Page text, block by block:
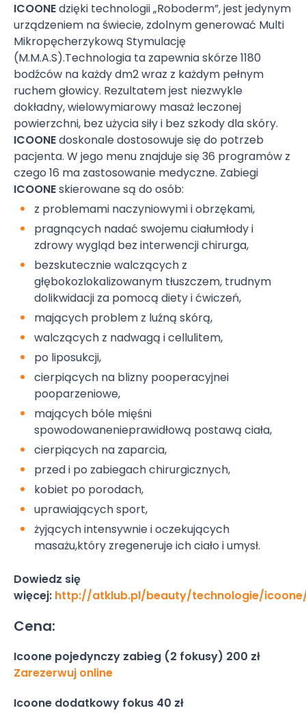
ICOONEdzięki technologii „Roboderm”, jest jedynym
urządzeniem na świecie, zdolnym generować Multi
Mikropęcherzykową Stymulację
(M.M.A.S).Technologia ta zapewnia skórze 1180
bodźców na każdy dm2 wraz z każdym pełnym
ruchem głowicy. Rezultatem jest niezwykle
dokładny, wielowymiarowy masaż leczonej
powierzchni, bez użycia siły i bez szkody dla skóry.
ICOONEdoskonale dostosowuje się do potrzeb
pacjenta. W jego menu znajduje się 36 programów z
czego 16 ma zastosowanie medyczne. Zabiegi
ICOONEskierowane są do osób:
z problemami naczyniowymi i obrzękami,
pragnących nadać swojemu ciałumłody i
zdrowy wygląd bez interwencji chirurga,
bezskutecznie walczących z
głębokozlokalizowanym tłuszczem, trudnym
dolikwidacji za pomocą diety i ćwiczeń,
mających problem z luźną skórą,
walczących z nadwagą i cellulitem,
po liposukcji,
cierpiących na blizny pooperacyjnei
pooparzeniowe,
mających bóle mięśni
spowodowanenieprawidłową postawą ciała,
cierpiących na zaparcia,
przed i po zabiegach chirurgicznych,
kobiet po porodach,
uprawiających sport,
żyjących intensywnie i oczekujących
masażu,który zregeneruje ich ciało i umysł.
Dowiedz się
więcej: http://atklub.pl/beauty/technologie/
Cena:
Icoone pojedynczy zabieg (2 fokusy) 200 zł
Zarezerwuj online
Icoone dodatkowy fokus 40 zł